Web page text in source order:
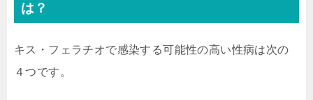
は？
キス・フェラチオで感染する可能性の高い性病は次の
４つです。